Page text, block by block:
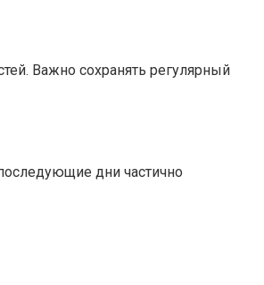
Важно сохранять регулярный
дни частично